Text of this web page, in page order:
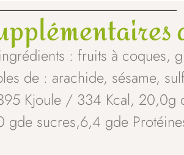
: fruits à coques,
de : arachide, sésame,
Kjoule / 334 Kcal,
sucres,6,4 gde